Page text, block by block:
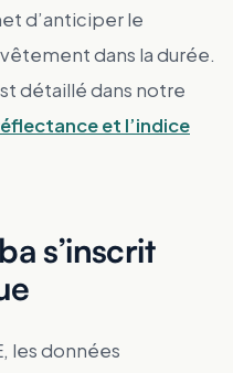
d’anticiper le
dans la durée.
détaillé dans notre
et l’indice
s’inscrit
les données